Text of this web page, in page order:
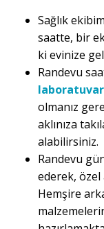
Sağlık
saatte, bir
ki evinize
Randevu
olmanız
aklınıza
alabilirsiniz.
Randevu
ederek, özel
Hemşire